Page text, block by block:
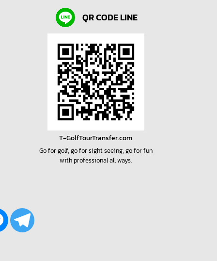
QR CODE LINE
T-GolfTourTransfer.com
Go for golf, go for sight seeing, go for fun
with professional all ways.